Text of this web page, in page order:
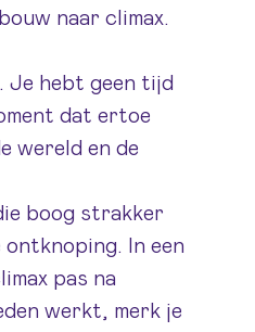
naar climax.
Je hebt geen tijd
dat ertoe
wereld en de
boog strakker
In een
pas na
werkt, merk je